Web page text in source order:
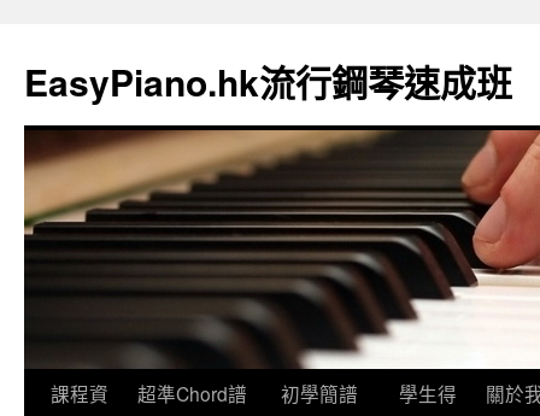
EasyPiano.hk流行鋼琴速成班
課程資
超準Chord譜
初學簡譜
學生得
關於